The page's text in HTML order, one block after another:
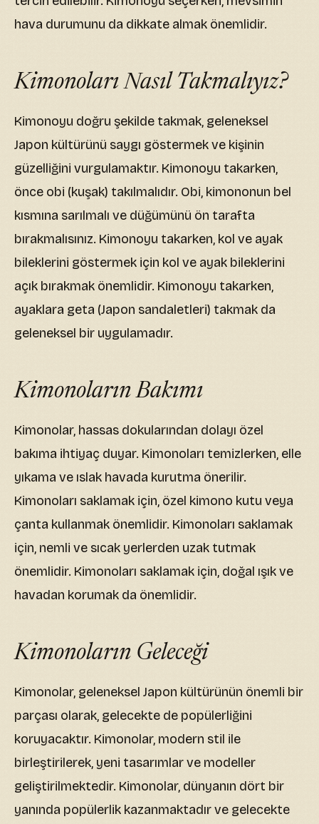
hava durumunu da dikkate almak önemlidir.
Kimonoları Nasıl Takmalıyız?
Kimonoyu doğru şekilde takmak, geleneksel
Japon kültürünü saygı göstermek ve kişinin
güzelliğini vurgulamaktır. Kimonoyu takarken,
önce obi (kuşak) takılmalıdır. Obi, kimononun bel
kısmına sarılmalı ve düğümünü ön tarafta
bırakmalısınız. Kimonoyu takarken, kol ve ayak
bileklerini göstermek için kol ve ayak bileklerini
açık bırakmak önemlidir. Kimonoyu takarken,
ayaklara geta (Japon sandaletleri) takmak da
geleneksel bir uygulamadır.
Kimonoların Bakımı
Kimonolar, hassas dokularından dolayı özel
bakıma ihtiyaç duyar. Kimonoları temizlerken, elle
yıkama ve ıslak havada kurutma önerilir.
Kimonoları saklamak için, özel kimono kutu veya
çanta kullanmak önemlidir. Kimonoları saklamak
için, nemli ve sıcak yerlerden uzak tutmak
önemlidir. Kimonoları saklamak için, doğal ışık ve
havadan korumak da önemlidir.
Kimonoların Geleceği
Kimonolar, geleneksel Japon kültürünün önemli bir
parçası olarak, gelecekte de popülerliğini
koruyacaktır. Kimonolar, modern stil ile
birleştirilerek, yeni tasarımlar ve modeller
geliştirilmektedir. Kimonolar, dünyanın dört bir
yanında popülerlik kazanmaktadır ve gelecekte